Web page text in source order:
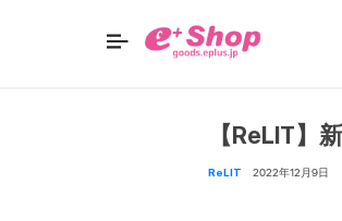
【ReLIT】
ReLIT 2022年12月9日